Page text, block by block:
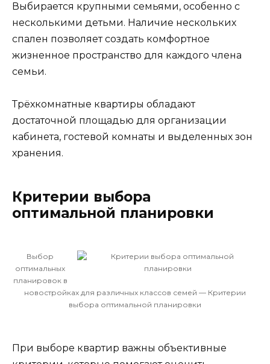
Выбирается крупными семьями, особенно с
несколькими детьми. Наличие нескольких
спален позволяет создать комфортное
жизненное пространство для каждого члена
семьи.
Трёхкомнатные квартиры обладают
достаточной площадью для организации
кабинета, гостевой комнаты и выделенных зон
хранения.
Критерии выбора
оптимальной планировки
Выбор
оптимальных
планировок в
новостройках для различных классов семей — Критерии
выбора оптимальной планировки
При выборе квартир важны объективные